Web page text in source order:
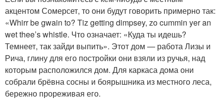
акцентом Сомерсет, то они будут говорить примерно так:
«Whirr be gwain to? Tiz getting dimpsey, zo cummin yer an
wet thee’s whistle. Что означает: «Куда ты идешь?
Темнеет, так зайди выпить». Этот дом — работа Лизы и
Рича, глину для его постройки они взяли из ручья, над
которым расположился дом. Для каркаса дома они
собрали брёвна сосны и боярышника из местного леса,
бережно прореживая его.